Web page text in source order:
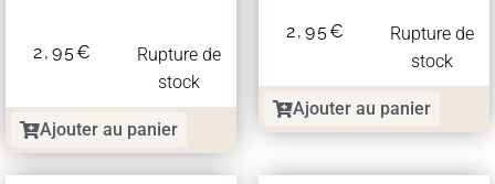
2,95€
Rupture de
stock
Ajouter au panier
2,95€
Rupture de
stock
Ajouter au panier